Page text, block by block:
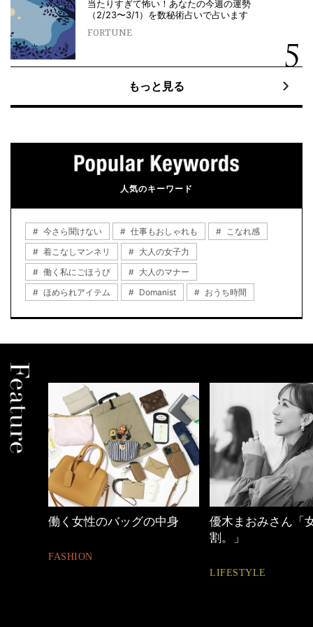
当たりすぎて怖い！あなたの今週の運勢
（2/23〜3/1）を数秘術占いで占います
FORTUNE
もっと見る
人気のキーワード
今さら聞けない 仕事もおしゃれも
こなれ感
着こなしマンネリ
大人の女子力
働く私にごほうび
大人のマナー
ほめられアイテム
Domanist おうち時間
優木まおみさん「女の時間
40代の小顔メイク